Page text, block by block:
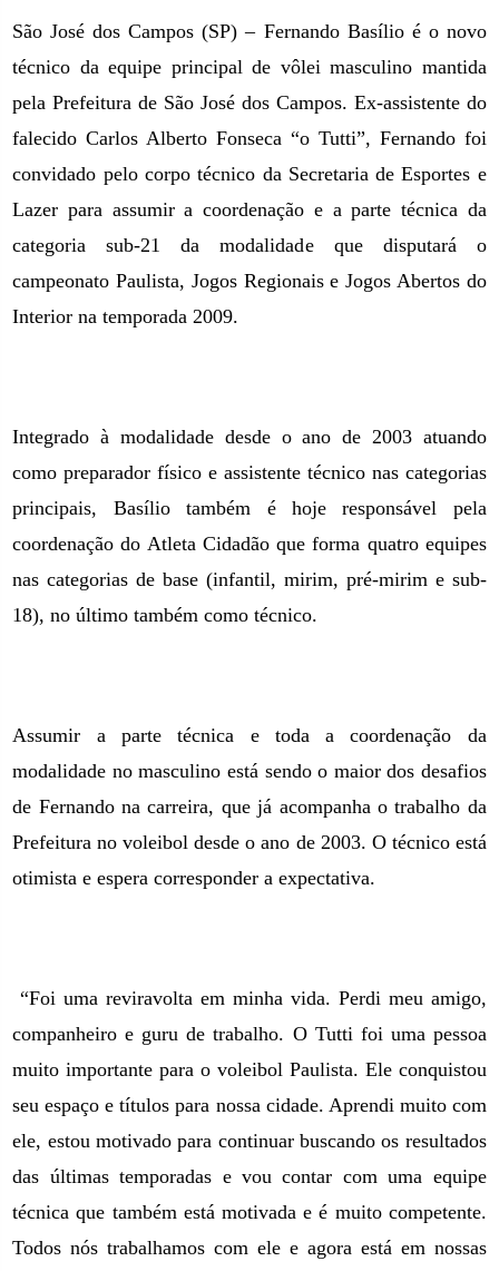
São José dos Campos (SP) – Fernando Basílio é o novo
técnico da equipe principal de vôlei masculino mantida
pela Prefeitura de São José dos Campos. Ex-assistente do
falecido Carlos Alberto Fonseca “o Tutti”, Fernando foi
convidado pelo corpo técnico da Secretaria de Esportes e
Lazer para assumir a coordenação e a parte técnica da
categoria sub-21 da modalidade que disputará o
campeonato Paulista, Jogos Regionais e Jogos Abertos do
Interior na temporada 2009.
Integrado à modalidade desde o ano de 2003 atuando
como preparador físico e assistente técnico nas categorias
principais, Basílio também é hoje responsável pela
coordenação do Atleta Cidadão que forma quatro equipes
nas categorias de base (infantil, mirim, pré-mirim e sub-
18), no último também como técnico.
Assumir a parte técnica e toda a coordenação da
modalidade no masculino está sendo o maior dos desafios
de Fernando na carreira, que já acompanha o trabalho da
Prefeitura no voleibol desde o ano de 2003. O técnico está
otimista e espera corresponder a expectativa.
“Foi uma reviravolta em minha vida. Perdi meu amigo,
companheiro e guru de trabalho. O Tutti foi uma pessoa
muito importante para o voleibol Paulista. Ele conquistou
seu espaço e títulos para nossa cidade. Aprendi muito com
ele, estou motivado para continuar buscando os resultados
das últimas temporadas e vou contar com uma equipe
técnica que também está motivada e é muito competente.
Todos nós trabalhamos com ele e agora está em nossas